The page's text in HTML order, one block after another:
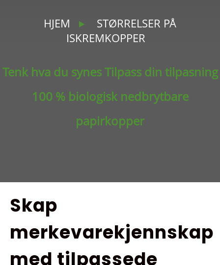
HJEM
STØRRELSER PÅ
ISKREMKOPPER
Tenk hva du synes Tilpass din tilpasning
100 % biologisk nedbrytbare
papirkopper
Skap
merkevarekjennskap
med tilpassede